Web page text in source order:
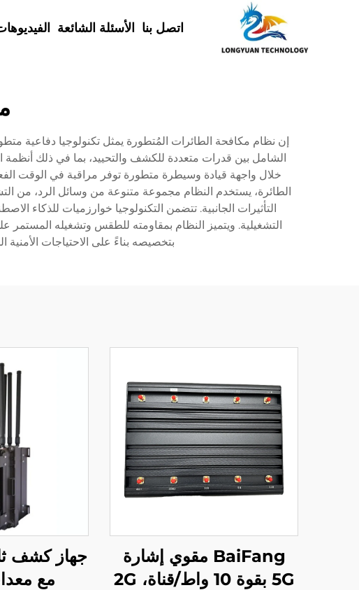
الأسئلة الشائعة اتصل بنا
إن نظام مكافحة الطائرات المُتطورة يمثل تكنولوجيا دفاعية
الشامل بين قدرات متعددة للكشف والتحييد، بما في ذلك أنظمة
الطائرة، يستخدم النظام مجموعة متنوعة من وسائل الرد، من
التأثيرات الجانبية. تتضمن التكنولوجيا خوارزميات للذكاء
التشغيلية. ويتميز النظام بمقاومته للطقس وتشغيله المستمر
بتخصيصه بناءً على الاحتياجات الأمنية
BaiFang مقوي إشارة
5G بقوة 10 واط/قناة، 2G
مع